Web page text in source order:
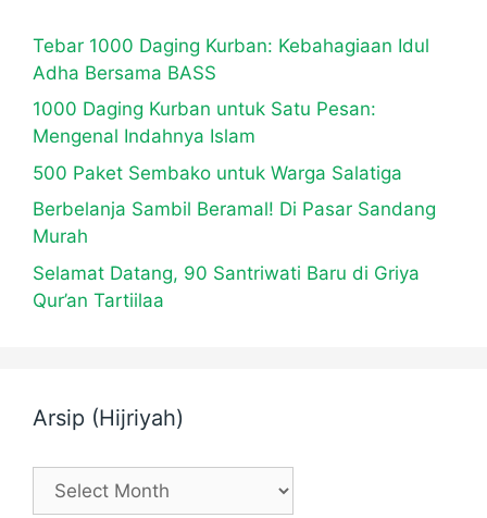
Tebar 1000 Daging Kurban: Kebahagiaan Idul
Adha Bersama BASS
1000 Daging Kurban untuk Satu Pesan:
Mengenal Indahnya Islam
500 Paket Sembako untuk Warga Salatiga
Berbelanja Sambil Beramal! Di Pasar Sandang
Murah
Selamat Datang, 90 Santriwati Baru di Griya
Qur’an Tartiilaa
Arsip (Hijriyah)
Arsip
(Hijriyah)